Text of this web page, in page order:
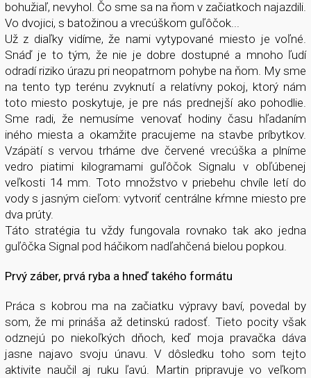
bohužiaľ, nevyhol. Čo sme sa na ňom v začiatkoch najazdili.
Vo dvojici, s batožinou a vrecúškom guľôčok...
Už z diaľky vidíme, že nami vytypované miesto je voľné.
Snáď je to tým, že nie je dobre dostupné a mnoho ľudí
odradí riziko úrazu pri neopatrnom pohybe na ňom. My sme
na tento typ terénu zvyknutí a relatívny pokoj, ktorý nám
toto miesto poskytuje, je pre nás prednejší ako pohodlie.
Sme radi, že nemusíme venovať hodiny času hľadaním
iného miesta a okamžite pracujeme na stavbe príbytkov.
Vzápätí s vervou trháme dve červené vrecúška a plníme
vedro piatimi kilogramami guľôčok Signalu v obľúbenej
veľkosti 14 mm. Toto množstvo v priebehu chvíle letí do
vody s jasným cieľom: vytvoriť centrálne kŕmne miesto pre
dva prúty.
Táto stratégia tu vždy fungovala rovnako tak ako jedna
guľôčka Signal pod háčikom nadľahčená bielou popkou.
Prvý záber, prvá ryba a hneď takého formátu
Práca s kobrou ma na začiatku výpravy baví, povedal by
som, že mi prináša až detinskú radosť. Tieto pocity však
odznejú po niekoľkých dňoch, keď moja pravačka dáva
jasne najavo svoju únavu. V dôsledku toho som tejto
aktivite naučil aj ruku ľavú. Martin pripravuje vo veľkom